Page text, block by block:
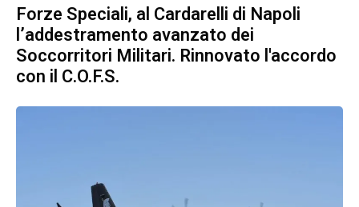
Forze Speciali, al Cardarelli di Napoli
l’addestramento avanzato dei
Soccorritori Militari. Rinnovato l'accordo
con il C.O.F.S.